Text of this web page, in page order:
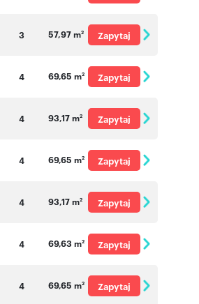
3 57,97 m2
Zapytaj
4 69,65 m2
Zapytaj
4 93,17 m2
Zapytaj
4 69,65 m2
Zapytaj
4 93,17 m2
Zapytaj
4 69,63 m2
Zapytaj
4 69,65 m2
Zapytaj